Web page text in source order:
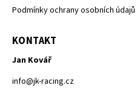
Podmínky ochrany osobních údajů
KONTAKT
Jan Kovář
info@jk-racing.cz